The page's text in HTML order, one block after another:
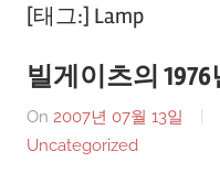
[태그:] Lamp
빌게이츠의
On 2007년 07월 13일
Uncategorized